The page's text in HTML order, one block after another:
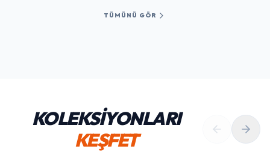
TÜMÜNÜ GÖR
KOLEKSİYONLARI
KEŞFET